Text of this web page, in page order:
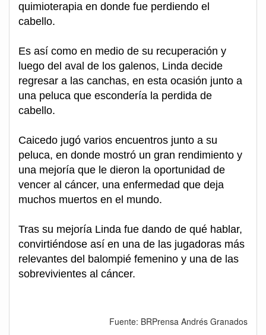
quimioterapia en donde fue perdiendo el
cabello.
Es así como en medio de su recuperación y
luego del aval de los galenos, Linda decide
regresar a las canchas, en esta ocasión junto a
una peluca que escondería la perdida de
cabello.
Caicedo jugó varios encuentros junto a su
peluca, en donde mostró un gran rendimiento y
una mejoría que le dieron la oportunidad de
vencer al cáncer, una enfermedad que deja
muchos muertos en el mundo.
Tras su mejoría Linda fue dando de qué hablar,
convirtiéndose así en una de las jugadoras más
relevantes del balompié femenino y una de las
sobrevivientes al cáncer.
Fuente: BRPrensa Andrés Granados